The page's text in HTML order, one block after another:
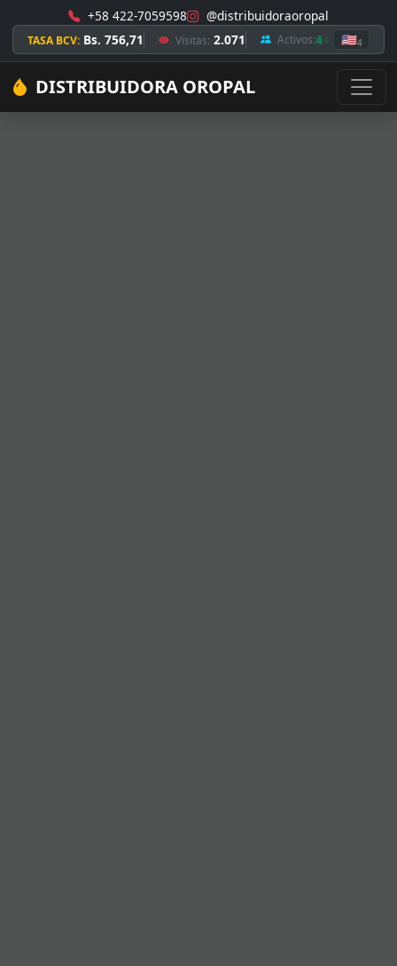
+58 422-7059598 @distribuidoraoropal
TASA BCV: Bs. 756,71 Visitas: 2.071 Activos:4 🇺🇸4
DISTRIBUIDORA OROPAL